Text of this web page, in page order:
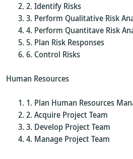
Identify Risks
Perform Qualitative Risk
Perform Quantitave Risk
Plan Risk Responses
Control Risks
Human Resources
Plan Human Resources
Acquire Project Team
Develop Project Team
Manage Project Team